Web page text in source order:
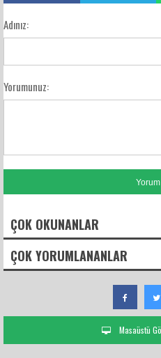
Adınız:
Yorumunuz:
ÇOK OKUNANLAR
ÇOK YORUMLANANLAR
Masaüstü